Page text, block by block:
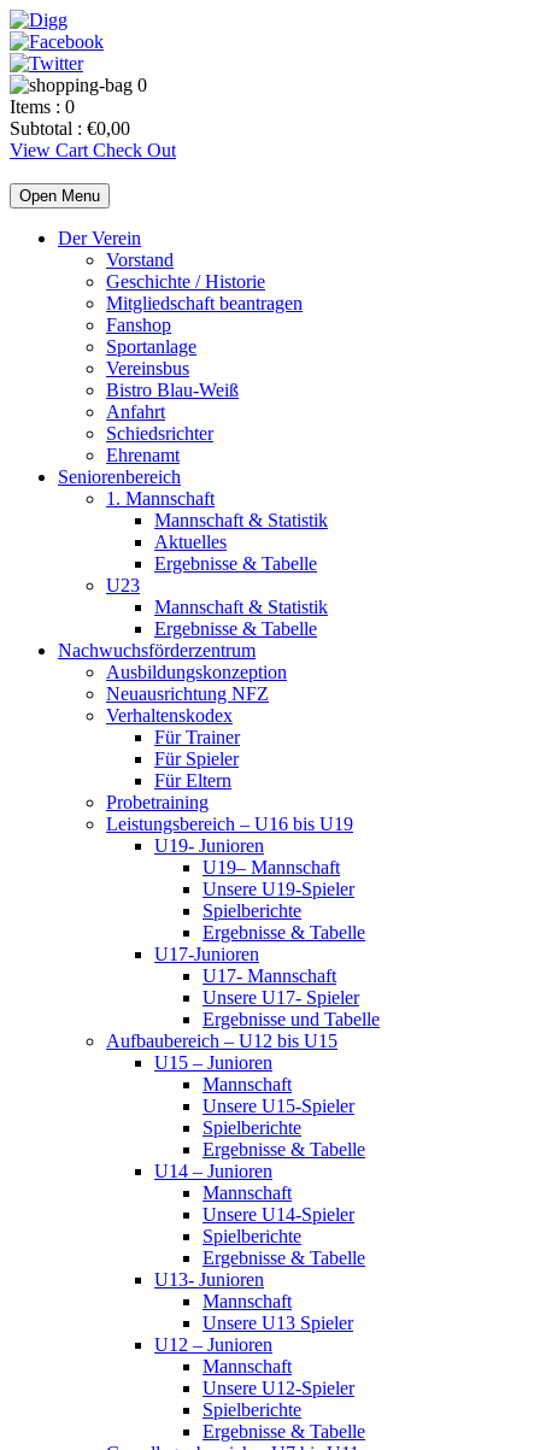
0
Items : 0
Subtotal : €0,00
View Cart Check Out
Open Menu
Der Verein
Vorstand
Geschichte / Historie
Mitgliedschaft beantragen
Fanshop
Sportanlage
Vereinsbus
Bistro Blau-Weiß
Anfahrt
Schiedsrichter
Ehrenamt
Seniorenbereich
1. Mannschaft
Mannschaft & Statistik
Aktuelles
Ergebnisse & Tabelle
U23
Mannschaft & Statistik
Ergebnisse & Tabelle
Nachwuchsförderzentrum
Ausbildungskonzeption
Neuausrichtung NFZ
Verhaltenskodex
Für Trainer
Für Spieler
Für Eltern
Probetraining
Leistungsbereich – U16 bis U19
U19- Junioren
U19– Mannschaft
Unsere U19-Spieler
Spielberichte
Ergebnisse & Tabelle
U17-Junioren
U17- Mannschaft
Unsere U17- Spieler
Ergebnisse und Tabelle
Aufbaubereich – U12 bis U15
U15 – Junioren
Mannschaft
Unsere U15-Spieler
Spielberichte
Ergebnisse & Tabelle
U14 – Junioren
Mannschaft
Unsere U14-Spieler
Spielberichte
Ergebnisse & Tabelle
U13- Junioren
Mannschaft
Unsere U13 Spieler
U12 – Junioren
Mannschaft
Unsere U12-Spieler
Spielberichte
Ergebnisse & Tabelle